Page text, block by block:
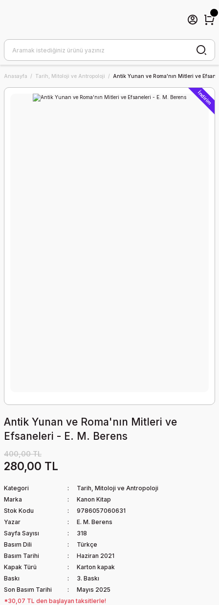
Anasayfa Tarih, Mitoloji ve Antropoloji Antik Yunan ve Roma'nın Mitleri ve
İndirim
Antik Yunan ve Roma'nın Mitleri ve
Efsaneleri - E. M. Berens
400,00 TL
280,00 TL
Kategori
Tarih, Mitoloji ve Antropoloji
Marka
Kanon Kitap
Stok Kodu
9786057060631
Yazar
E. M. Berens
Sayfa Sayısı
318
Basım Dili
Türkçe
Basım Tarihi
Haziran 2021
Kapak Türü
Karton kapak
Baskı
3. Baskı
Son Basım Tarihi
Mayıs 2025
*30,07 TL den başlayan taksitlerle!